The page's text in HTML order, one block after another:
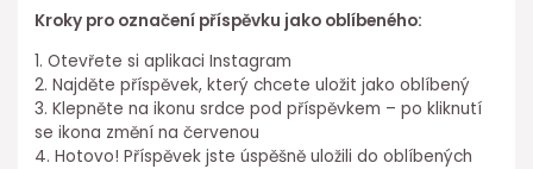
Kroky pro označení příspěvku jako oblíbeného:
1. Otevřete si aplikaci Instagram
2. Najděte příspěvek, který chcete uložit jako oblíbený
3. Klepněte na ikonu srdce pod příspěvkem – po kliknutí
se ikona změní na červenou
4. Hotovo! Příspěvek jste úspěšně uložili do oblíbených